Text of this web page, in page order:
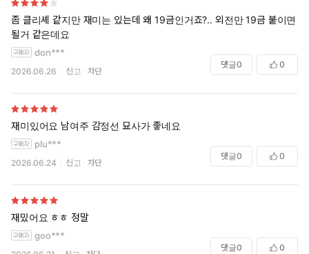
좀 클리셰 같지만 재미는 있는데 왜 19금인거죠?.. 외전만 19금 붙이면
될거 같은데요
don***
2026.06.26 신고 차단
댓글0 0
재미있어요 남여주 감정선 묘사가 좋네요
plu***
2026.06.24 신고 차단
댓글0 0
재밌어요 ㅎㅎ 정말
goo***
댓글0 0